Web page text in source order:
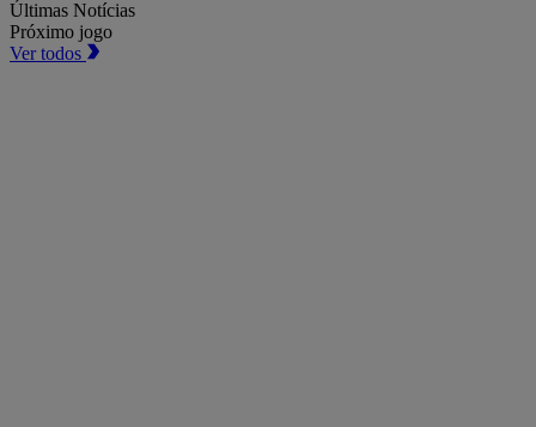
Últimas Notícias
Próximo jogo
Ver todos